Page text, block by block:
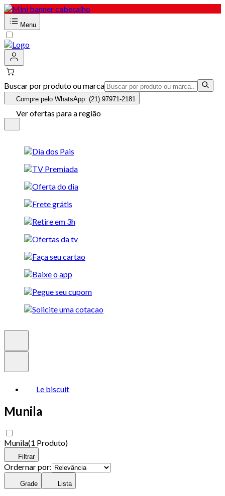
Menu
Buscar por produto ou marca
Compre pelo WhatsApp: (21) 97971-2181
Ver ofertas para a região
Le biscuit
Munila
Munila(1 Produto)
Filtrar
Ordernar por:
Grade Lista